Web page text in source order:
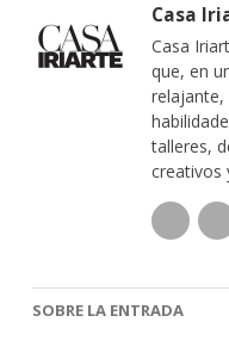
Casa
Casa
que, en
talleres,
creativos
SOBRE LA ENTRADA